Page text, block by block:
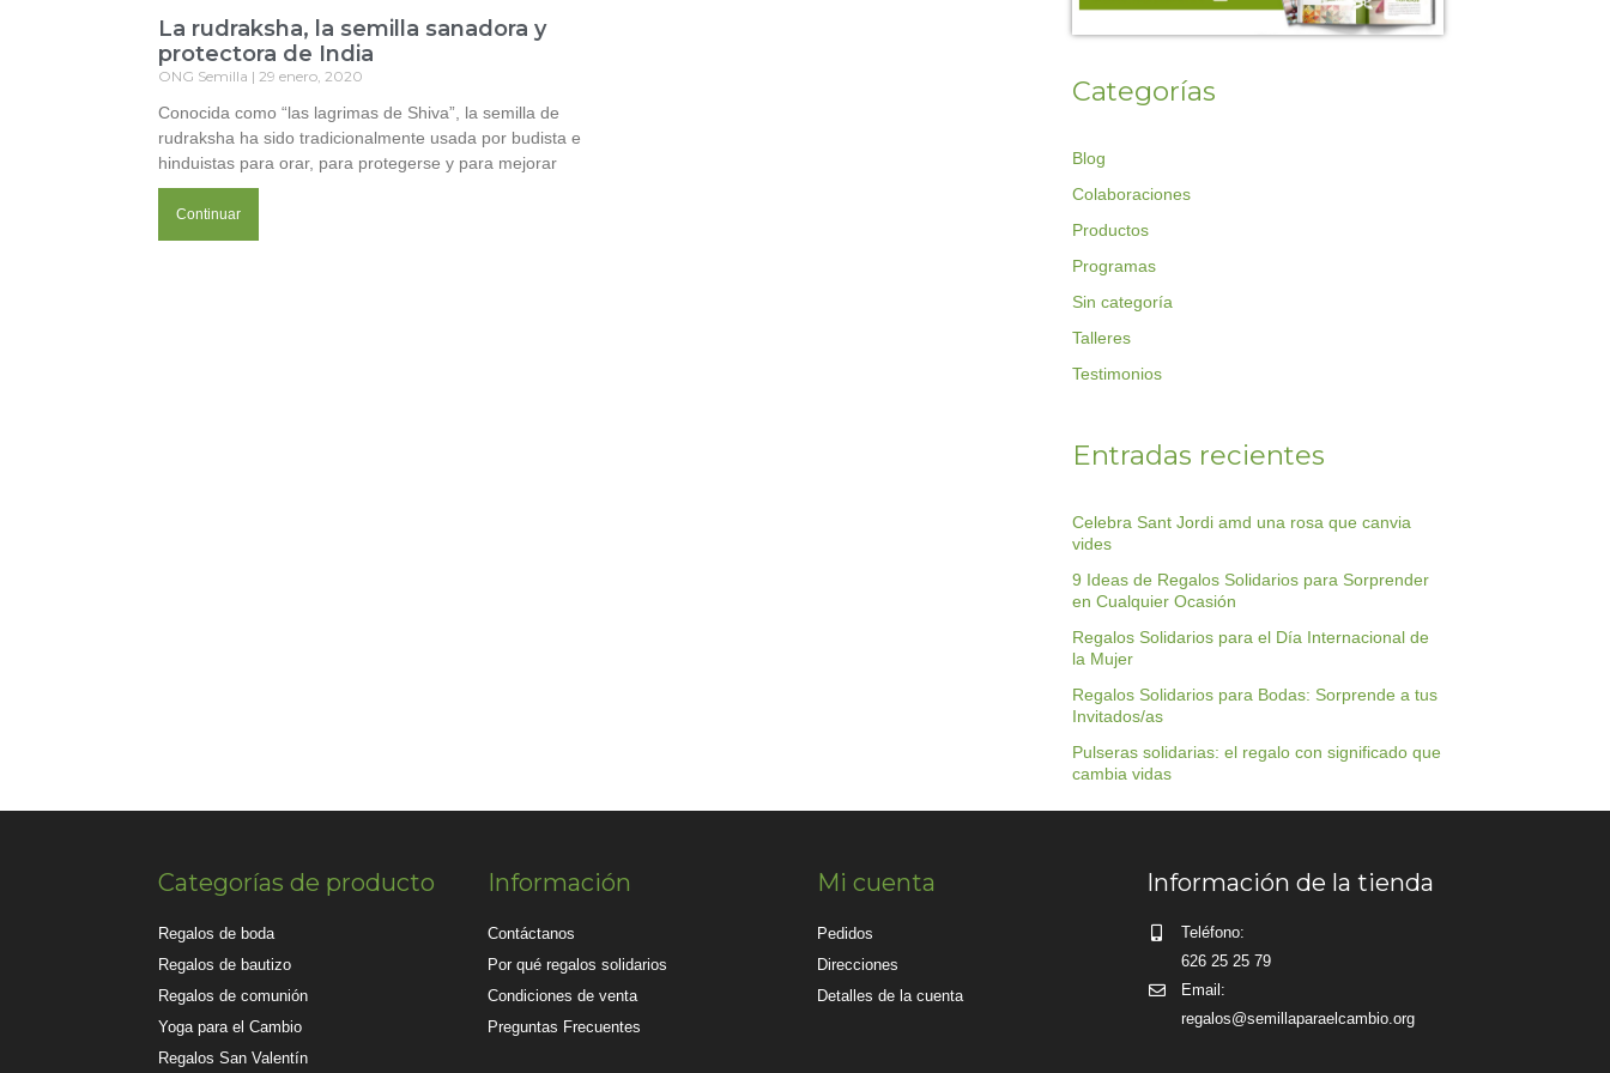
La rudraksha, la semilla sanadora y
protectora de India
ONG Semilla 29 enero, 2020
Conocida como “las lagrimas de Shiva”, la semilla de
rudraksha ha sido tradicionalmente usada por budista e
hinduistas para orar, para protegerse y para mejorar
Continuar
Categorías
Blog
Colaboraciones
Productos
Programas
Sin categoría
Talleres
Testimonios
Entradas recientes
Celebra Sant Jordi amd una rosa que canvia
vides
9 Ideas de Regalos Solidarios para Sorprender
en Cualquier Ocasión
Regalos Solidarios para el Día Internacional de
la Mujer
Regalos Solidarios para Bodas: Sorprende a tus
Invitados/as
Pulseras solidarias: el regalo con significado que
cambia vidas
Categorías de producto
Regalos de boda
Regalos de bautizo
Regalos de comunión
Yoga para el Cambio
Regalos San Valentín
Información
Contáctanos
Por qué regalos solidarios
Condiciones de venta
Preguntas Frecuentes
Mi cuenta
Pedidos
Direcciones
Detalles de la cuenta
Información de la tienda
Teléfono:
626 25 25 79
Email:
regalos@semillaparaelcambio.org